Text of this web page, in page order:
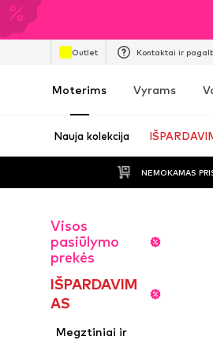
Outlet Kontaktai ir
Moterims Vyrams
Nauja kolekcija
NEMOKAMAS
Visos
pasiūlymo
prekės
IŠPARDAVIM
AS
Megztiniai ir